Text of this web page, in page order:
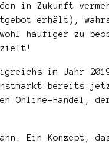
in Zukunft
erhält),
häufiger zu
im Jahr
bereits
Online-Handel,
Ein Konzept,